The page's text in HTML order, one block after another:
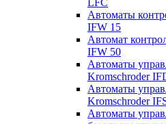
LFC
Автоматы
IFW 15
Автомат
IFW 50
Автоматы
Kromschroder
Автоматы
Kromschroder
Автоматы